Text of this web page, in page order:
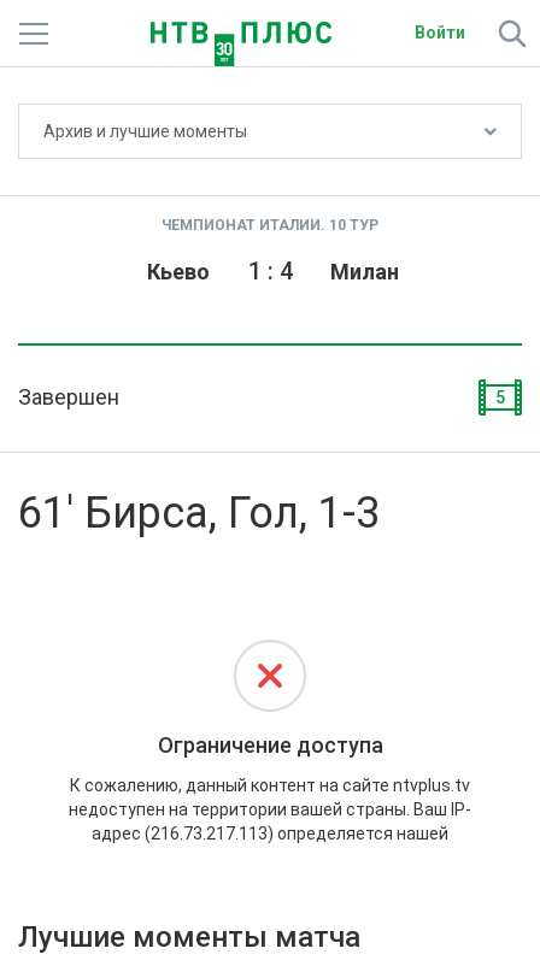
Войти
О сайте
Архив и лучшие моменты
ЧЕМПИОНАТ ИТАЛИИ. 10 ТУР
Кьево Милан
1 : 4
Завершен 5
61' Бирса, Гол, 1-3
Лучшие моменты матча